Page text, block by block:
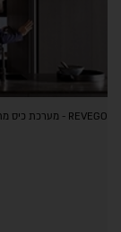
REVEGO - מערכת כיס מתקדמת לעיצוב המרחב